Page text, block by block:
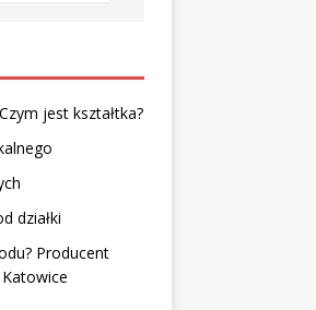
jest kształtka?
działki
Producent